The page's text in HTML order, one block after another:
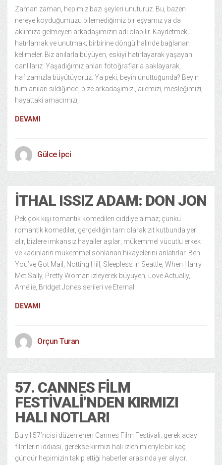
Zaman zaman, hepimiz bazı şeyleri unuturuz. Bu, bazen
nereye koyduğumuzu bilemediğimiz bir eşyamız ya da
aklımıza gelmeyen arkadaşımızın adı olabilir. Kaydetmek,
hatırlamak ve unutmak; birbirine döngü halinde bağlanan
kelimeler. Biz anılarla büyüyen, eskiyi hatırlayarak yaşayan
canlılarız. Yaşadığımız anları fotoğraflarla saklayarak,
hafızamızla büyütüyoruz. Ya peki; beyin unuttuğunda? Beyin
tüm anıları sildiğinde, bize arkadaşımızı, ailemizi, mesleğimizi,
hayattaki amacımızı,
DEVAMI
Gülce İpci
İTHAL ISSIZ ADAM: DON JON
Pek çok kişi romantik komedileri ciddiye almaz; çünkü
romantik komediler, gerçekliğin tam olarak zıt kutbunda yer
alır, bizlere imkansız hayaller aşılar; mükemmel vücutlu erkek
ve kadınların mükemmel sonlanan hikayelerini anlatırlar. Ben
You’ve Got Mail, Notting Hill, Sleepless in Seattle, When Harry
Met Sally, Pretty Woman izleyerek büyüyen; Love Actually,
Amélie, Bridget Jones serileri ve Eternal
DEVAMI
Orçun Turan
57. CANNES FILM
FESTIVALI’NDEN KIRMIZI
HALI NOTLARI
Bu yıl 57’ncisi düzenlenen Cannes Film Festivali; gerek aday
filmlerin iddiası, gerekse kırmızı halı izlenimleriyle bir kaç
gündür hepimizin takip ettiği haberler arasında yer alıyor.